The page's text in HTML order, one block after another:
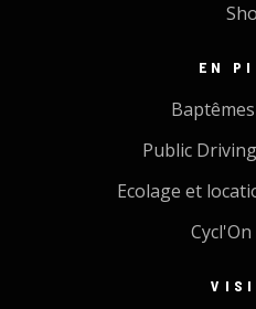
EN
Public
Ecolage et